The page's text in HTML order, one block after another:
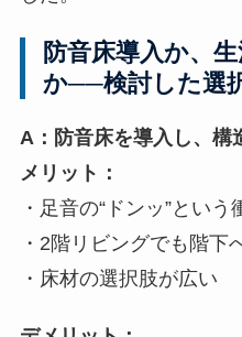
防音床導入か、
か──検討した選
A：防音床を導入し、構
メリット：
・足音の“ドンッ”とい
・2階リビングでも階下
・床材の選択肢が広い